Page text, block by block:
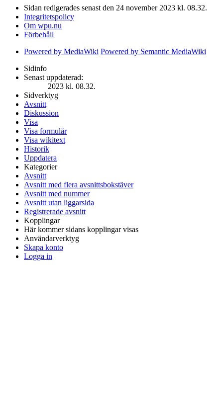
Sidan redigerades senast den 24 november 2023 kl. 08.32.
Integritetspolicy
Om wpu.nu
Förbehåll
Powered by MediaWiki Powered by Semantic MediaWiki
Sidinfo
Senast uppdaterad:
2023 kl. 08.32.
Sidverktyg
Avsnitt
Diskussion
Visa
Visa formulär
Visa wikitext
Historik
Uppdatera
Kategorier
Avsnitt
Avsnitt med flera avsnittsbokstäver
Avsnitt med nummer
Avsnitt utan liggarsida
Registrerade avsnitt
Kopplingar
Här kommer sidans kopplingar visas
Användarverktyg
Skapa konto
Logga in